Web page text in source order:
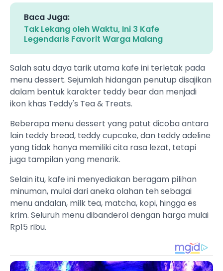
Baca Juga:
Tak Lekang oleh Waktu, Ini 3 Kafe
Legendaris Favorit Warga Malang
Salah satu daya tarik utama kafe ini terletak pada
menu dessert. Sejumlah hidangan penutup disajikan
dalam bentuk karakter teddy bear dan menjadi
ikon khas Teddy's Tea & Treats.
Beberapa menu dessert yang patut dicoba antara
lain teddy bread, teddy cupcake, dan teddy adeline
yang tidak hanya memiliki cita rasa lezat, tetapi
juga tampilan yang menarik.
Selain itu, kafe ini menyediakan beragam pilihan
minuman, mulai dari aneka olahan teh sebagai
menu andalan, milk tea, matcha, kopi, hingga es
krim. Seluruh menu dibanderol dengan harga mulai
Rp15 ribu.